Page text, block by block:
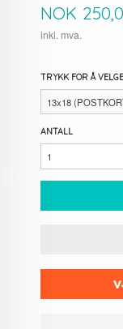
Pris
NOK
inkl. mva.
TRYKK FOR Å
ANTALL